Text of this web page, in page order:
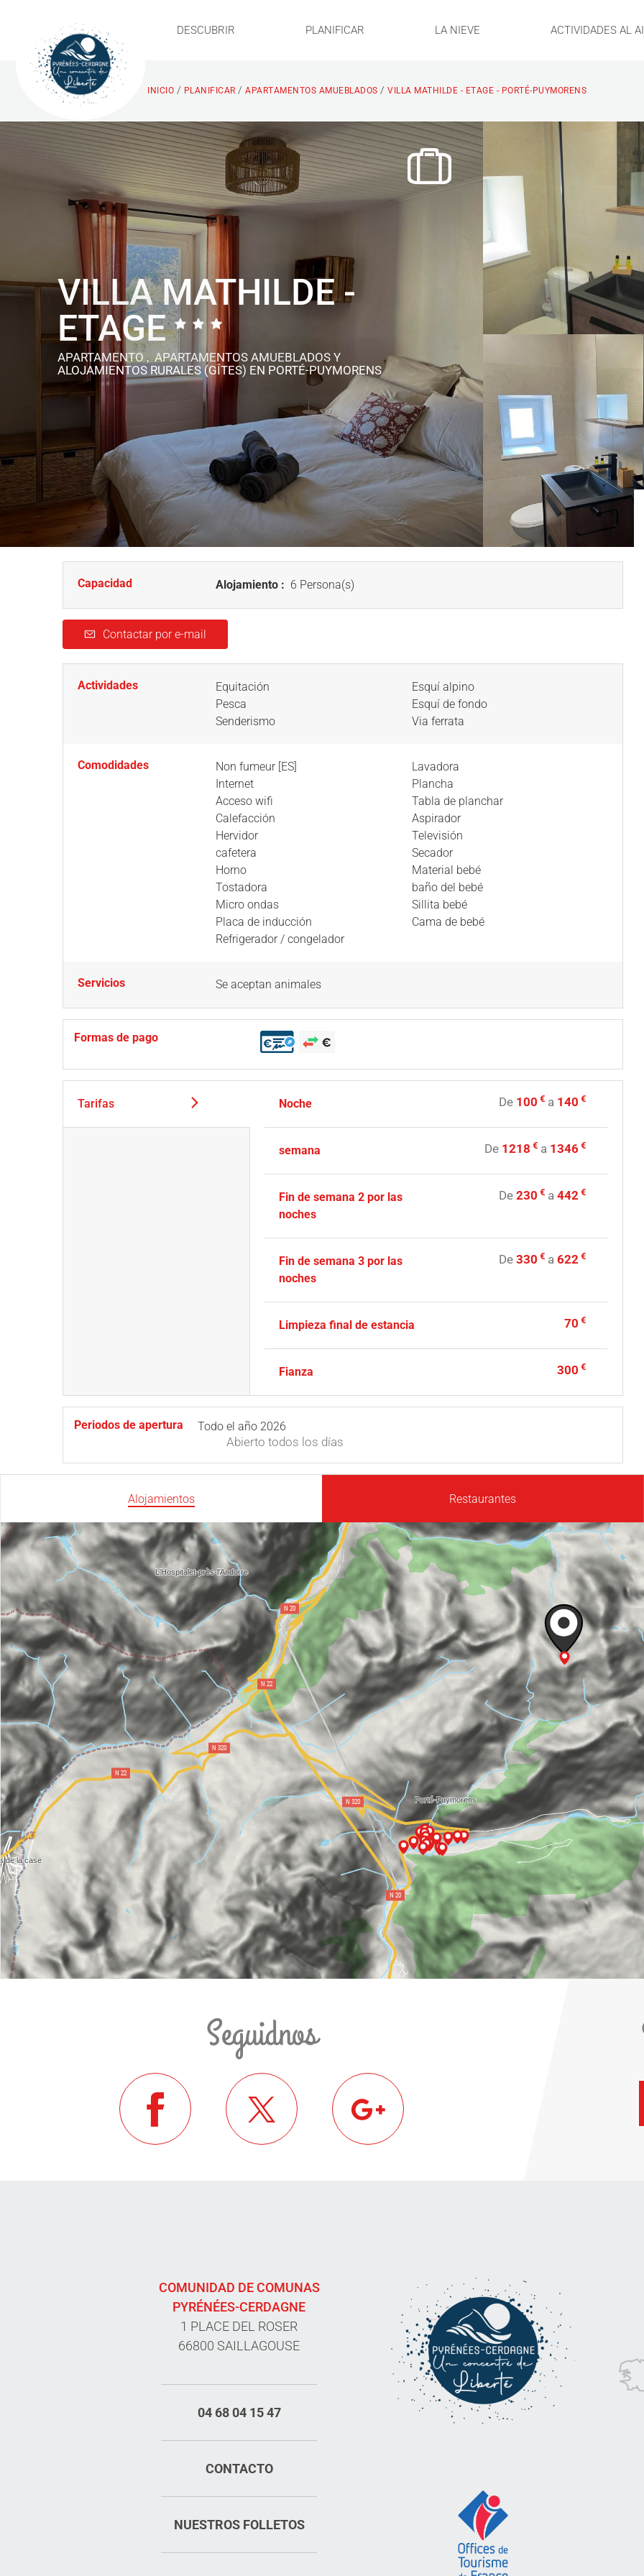
DESCUBRIR PLANIFICAR LA NIEVE ACTIVIDADES AL
INICIO / PLANIFICAR / APARTAMENTOS AMUEBLADOS / VILLA MATHILDE - ETAGE - PORTÉ-PUYMORENS
VILLA MATHILDE -
ETAGE
APARTAMENTO , APARTAMENTOS AMUEBLADOS Y
ALOJAMIENTOS RURALES (GÎTES) EN PORTÉ-PUYMORENS
Capacidad Alojamiento : 6 Persona(s)
Contactar por e-mail
Actividades
Equitación
Pesca
Senderismo
Esquí alpino
Esquí de fondo
Via ferrata
Comodidades
Non fumeur [ES]
Internet
Acceso wifi
Calefacción
Hervidor
cafetera
Horno
Tostadora
Micro ondas
Placa de inducción
Refrigerador / congelador
Lavadora
Plancha
Tabla de planchar
Aspirador
Televisión
Secador
Material bebé
baño del bebé
Sillita bebé
Cama de bebé
Servicios Se aceptan animales
Formas de pago
Tarifas Noche De 100 € a 140 €
semana De 1218 € a 1346 €
Fin de semana 2 por las
noches
De230 € a442 €
Fin de semana 3 por las
noches
De330 € a622 €
Limpieza final de estancia 70 €
Fianza 300 €
Periodos de apertura Todo el año 2026
Abierto todos los días
Alojamientos Restaurantes
Seguidnos
COMUNIDAD DE COMUNAS
PYRÉNÉES-CERDAGNE
1 PLACE DEL ROSER
66800 SAILLAGOUSE
04 68 04 15 47
CONTACTO
NUESTROS FOLLETOS